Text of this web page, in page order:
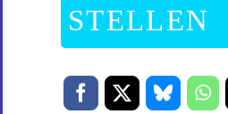
STELLEN